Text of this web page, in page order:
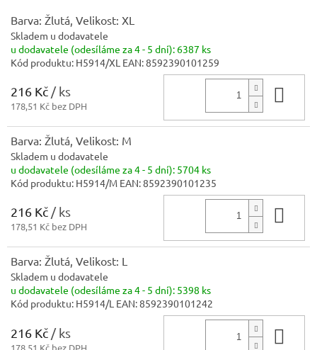
Barva: Žlutá, Velikost: XL
Skladem u dodavatele
u dodavatele (odesíláme za 4 - 5 dní): 6387 ks
Kód produktu: H5914/XL EAN:8592390101259
216 Kč / ks
178,51 Kč bez DPH
Barva: Žlutá, Velikost: M
Skladem u dodavatele
u dodavatele (odesíláme za 4 - 5 dní): 5704 ks
Kód produktu: H5914/M EAN:8592390101235
216 Kč / ks
178,51 Kč bez DPH
Barva: Žlutá, Velikost: L
Skladem u dodavatele
u dodavatele (odesíláme za 4 - 5 dní): 5398 ks
Kód produktu: H5914/L EAN:8592390101242
216 Kč / ks
178,51 Kč bez DPH